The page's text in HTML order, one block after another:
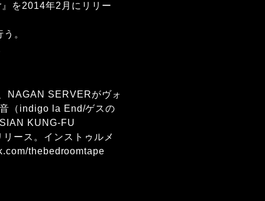
を2014年2月にリリー
。
NAGAN SERVERがヴォ
（indigo la End/ゲスの
KUNG-FU
ース。インストゥルメ
thebedroomtape